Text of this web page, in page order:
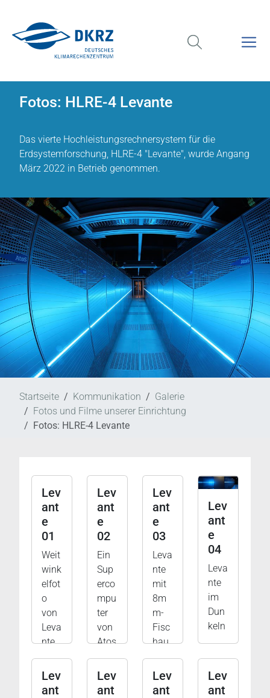
Fotos: HLRE-4 Levante
Das vierte Hochleistungsrechnersystem für die
Erdsystemforschung, HLRE-4 "Levante", wurde Angang
März 2022 in Betrieb genommen.
Startseite Kommunikation
Galerie
Fotos und Filme unserer Einrichtung
Fotos: HLRE-4 Levante
Lev
ant
e
01
Weit
wink
elfot
o
von
Leva
nte
Lev
ant
e
02
Ein
Sup
erco
mpu
ter
von
Atos
Lev
ant
e
03
Leva
nte
mit
8m
m-
Fisc
hau
ge
Lev
ant
e
04
Leva
nte
im
Dun
keln
Lev
ant
Lev
ant
Lev
ant
Lev
ant